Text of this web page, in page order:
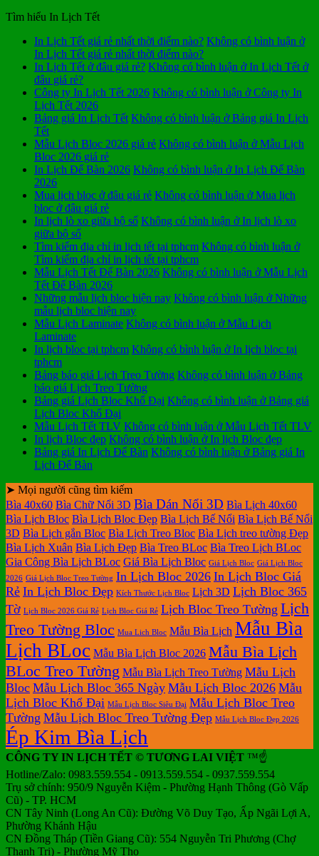
Tìm hiểu In Lịch Tết
In Lịch Tết giá rẻ nhất thời điểm nào? Không có bình luận ở
In Lịch Tết giá rẻ nhất thời điểm nào?
In Lịch Tết ở đâu giá rẻ? Không có bình luận ở In Lịch Tết ở
đâu giá rẻ?
Công ty In Lịch Tết 2026 Không có bình luận ở Công ty In
Lịch Tết 2026
Bảng giá In Lịch Tết Không có bình luận ở Bảng giá In Lịch
Tết
Mẫu Lịch Bloc 2026 giá rẻ Không có bình luận ở Mẫu Lịch
Bloc 2026 giá rẻ
In Lịch Để Bàn 2026 Không có bình luận ở In Lịch Để Bàn
2026
Mua lịch bloc ở đâu giá rẻ Không có bình luận ở Mua lịch
bloc ở đâu giá rẻ
In lịch lò xo giữa bộ số Không có bình luận ở In lịch lò xo
giữa bộ số
Tìm kiếm địa chỉ in lịch tết tại tphcm Không có bình luận ở
Tìm kiếm địa chỉ in lịch tết tại tphcm
Mẫu Lịch Tết Để Bàn 2026 Không có bình luận ở Mẫu Lịch
Tết Để Bàn 2026
Những mẫu lịch bloc hiện nay Không có bình luận ở Những
mẫu lịch bloc hiện nay
Mẫu Lịch Laminate Không có bình luận ở Mẫu Lịch
Laminate
In lịch bloc tại tphcm Không có bình luận ở In lịch bloc tại
tphcm
Bảng báo giá Lịch Treo Tường Không có bình luận ở Bảng
báo giá Lịch Treo Tường
Bảng giá Lịch Bloc Khổ Đại Không có bình luận ở Bảng giá
Lịch Bloc Khổ Đại
Mẫu Lịch Tết TLV Không có bình luận ở Mẫu Lịch Tết TLV
In lịch Bloc đẹp Không có bình luận ở In lịch Bloc đẹp
Bảng giá In Lịch Để Bàn Không có bình luận ở Bảng giá In
Lịch Để Bàn
➤ Mọi người cũng tìm kiếm
Bìa 40x60 Bìa Chữ Nổi 3D Bìa Dán Nổi 3D Bìa Lịch 40x60
Bìa Lịch Bloc Bìa Lịch Bloc Đẹp Bìa Lịch Bế Nổi Bìa Lịch Bế Nổi
3D Bìa Lịch gắn Bloc Bìa Lịch Treo Bloc Bìa Lịch treo tường Đẹp
Bìa Lịch Xuân Bìa Lịch Đẹp Bìa Treo BLoc Bìa Treo Lịch BLoc
Gia Công Bìa Lịch BLoc Giá Bìa Lịch Bloc Giá Lịch Bloc Giá Lịch Bloc
2026 Giá Lịch Bloc Treo Tường In Lịch Bloc 2026 In Lịch Bloc Giá
Rẻ In Lịch Bloc Đẹp Kích Thước Lịch Bloc Lịch 3D Lịch Bloc 365
Tờ Lịch Bloc 2026 Giá Rẻ Lịch Bloc Giá Rẻ Lịch Bloc Treo Tường Lịch
Treo Tường Bloc Mua Lich Bloc Mẫu Bìa Lịch Mẫu Bìa
Lịch BLoc Mẫu Bìa Lịch Bloc 2026 Mẫu Bìa Lịch
BLoc Treo Tường Mẫu Bìa Lịch Treo Tường Mẫu Lịch
Bloc Mẫu Lịch Bloc 365 Ngày Mẫu Lịch Bloc 2026 Mẫu
Lịch Bloc Khổ Đại Mẫu Lịch Bloc Siêu Đại Mẫu Lịch Bloc Treo
Tường Mẫu Lịch Bloc Treo Tường Đẹp Mẫu Lịch Bloc Đẹp 2026
Ép Kim Bìa Lịch
CÔNG TY IN LỊCH TẾT © TƯƠNG LAI VIỆT ™☝️
Hotline/Zalo: 0983.559.554 - 0913.559.554 - 0937.559.554
Trụ sở chính: 950/9 Nguyễn Kiệm - Phường Hạnh Thông (Gò Vấp
Cũ) - TP. HCM
CN Tây Ninh (Long An Cũ): Đường Võ Duy Tạo, Ấp Ngãi Lợi A,
Phường Khánh Hậu
CN Đồng Tháp (Tiền Giang Cũ): 554 Nguyễn Tri Phương (Chợ
Thạnh Trị) - Phường Mỹ Tho